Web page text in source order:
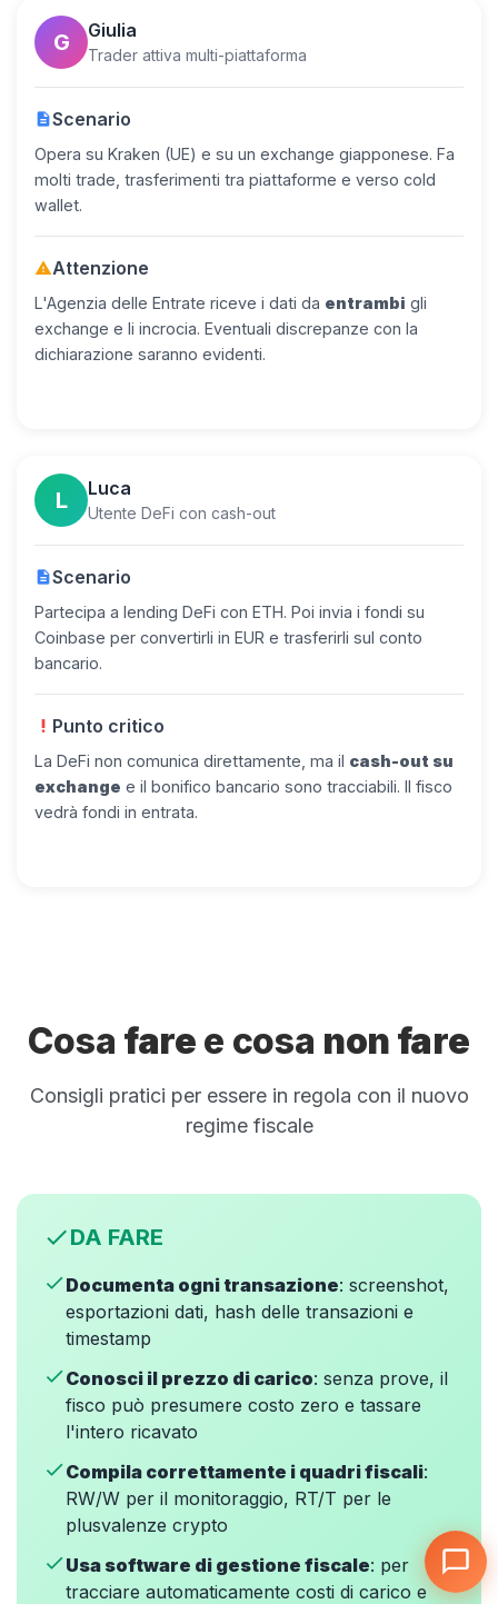
G Giulia
Trader attiva multi-piattaforma
descriptionScenario
Opera su Kraken (UE) e su un exchange giapponese. Fa
molti trade, trasferimenti tra piattaforme e verso cold
wallet.
warningAttenzione
L'Agenzia delle Entrate riceve i dati da entrambi gli
exchange e li incrocia. Eventuali discrepanze con la
dichiarazione saranno evidenti.
L Luca
Utente DeFi con cash-out
descriptionScenario
Partecipa a lending DeFi con ETH. Poi invia i fondi su
Coinbase per convertirli in EUR e trasferirli sul conto
bancario.
priority_high Punto critico
La DeFi non comunica direttamente, ma il cash-out su
exchange e il bonifico bancario sono tracciabili. Il fisco
vedrà fondi in entrata.
Cosa fare e cosa non fare
Consigli pratici per essere in regola con il nuovo
regime fiscale
checkDA FARE
checkDocumenta ogni transazione: screenshot,
esportazioni dati, hash delle transazioni e
timestamp
checkConosci il prezzo di carico: senza prove, il
fisco può presumere costo zero e tassare
l'intero ricavato
checkCompila correttamente i quadri fiscali:
RW/W per il monitoraggio, RT/T per le
plusvalenze crypto
checkUsa software di gestione fiscale: per
tracciare automaticamente costi di carico e